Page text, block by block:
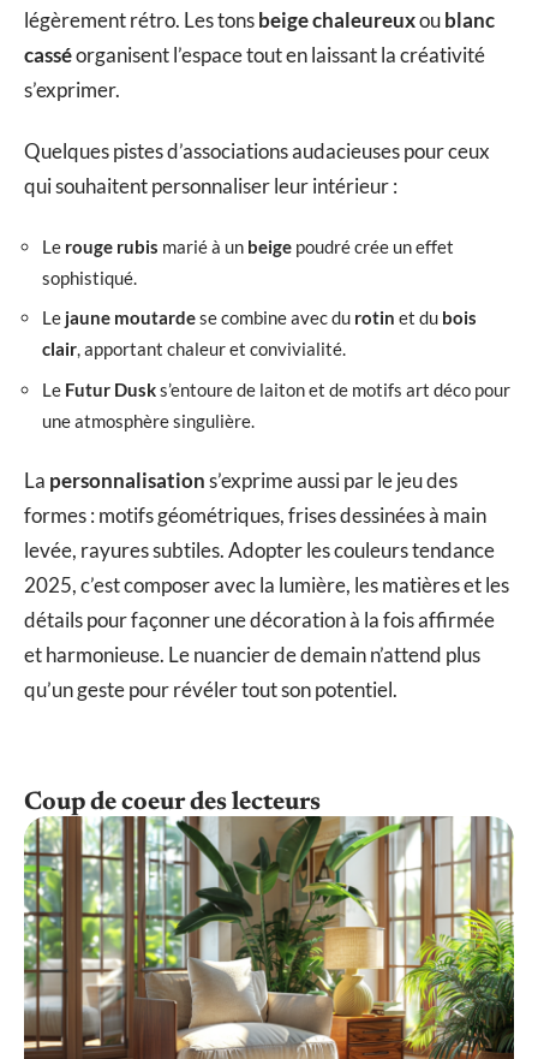
légèrement rétro. Les tonsbeige chaleureuxoublanc
casséorganisent l’espace tout en laissant la créativité
s’exprimer.
Quelques pistes d’associations audacieuses pour ceux
qui souhaitent personnaliser leur intérieur :
Le rouge rubis marié à un beige poudré crée un effet
sophistiqué.
Le jaune moutardese combine avec du rotin et du bois
clair, apportant chaleur et convivialité.
Le Futur Dusks’entoure de laiton et de motifs art déco pour
une atmosphère singulière.
La personnalisations’exprime aussi par le jeu des
formes : motifs géométriques, frises dessinées à main
levée, rayures subtiles. Adopter les couleurs tendance
2025, c’est composer avec la lumière, les matières et les
détails pour façonner une décoration à la fois affirmée
et harmonieuse. Le nuancier de demain n’attend plus
qu’un geste pour révéler tout son potentiel.
Coup de coeur des lecteurs